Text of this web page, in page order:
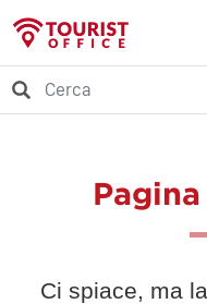
Ci spiace, ma